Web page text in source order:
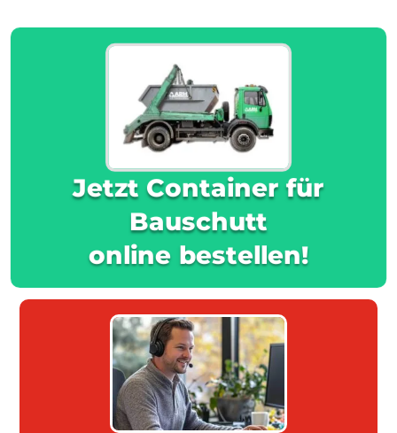
Jetzt Container für
Bauschutt
online bestellen!